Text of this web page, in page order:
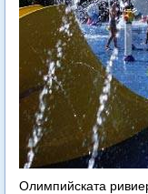
Олимпийската